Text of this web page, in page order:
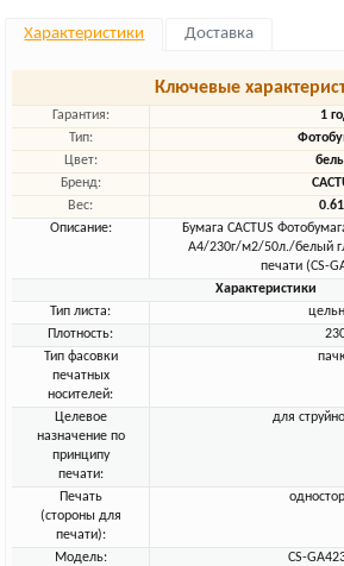
Характеристики Доставка
Ключевые
Гарантия:
1
Тип:
Цвет:
Бренд:
Вес:
Описание:
Бумага CACTUS
A4/230г/м2/50л./белый
печати (CS-
Характеристики
Тип листа:
Плотность:
Тип фасовки
печатных
носителей:
Целевое
назначение по
принципу
печати:
для
Печать
(стороны для
печати):
Модель:
CS-